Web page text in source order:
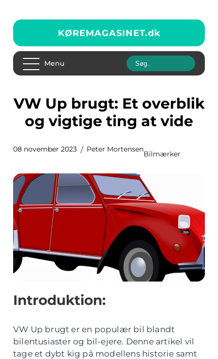
KØREMAGASINET.dk
Menu
VW Up brugt: Et overblik
og vigtige ting at vide
08 november 2023 Peter Mortensen
Bilmærker
Introduktion:
VW Up brugt er en populær bil blandt
bilentusiaster og bil-ejere. Denne artikel vil
tage et dybt kig på modellens historie samt